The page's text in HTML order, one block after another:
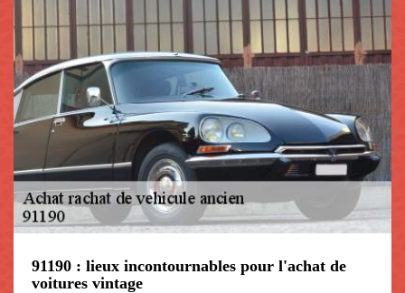
91190 : lieux incontournables pour l'achat de
voitures vintage